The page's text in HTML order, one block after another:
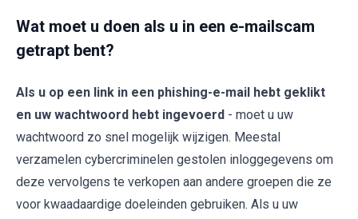
Wat moet u doen als u in een e-mailscam
getrapt bent?
Als u op een link in een phishing-e-mail hebt geklikt
en uw wachtwoord hebt ingevoerd - moet u uw
wachtwoord zo snel mogelijk wijzigen. Meestal
verzamelen cybercriminelen gestolen inloggegevens om
deze vervolgens te verkopen aan andere groepen die ze
voor kwaadaardige doeleinden gebruiken. Als u uw